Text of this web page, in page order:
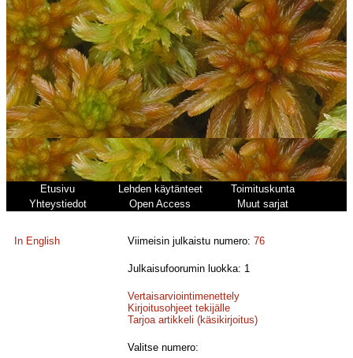
Etusivu Lehden käytänteet
Toimituskunta
Yhteystiedot
Open Access Muut sarjat
In English Viimeisin julkaistu numero:76
Julkaisufoorumin luokka: 1
Vertaisarviointimenettely
Kirjoitusohjeet tekijälle
Tarjoa artikkeli (käsikirjoitus)
Valitse numero: